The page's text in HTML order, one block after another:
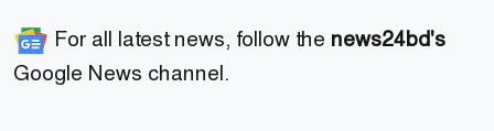
For all latest news, follow the news24bd's
Google News channel.